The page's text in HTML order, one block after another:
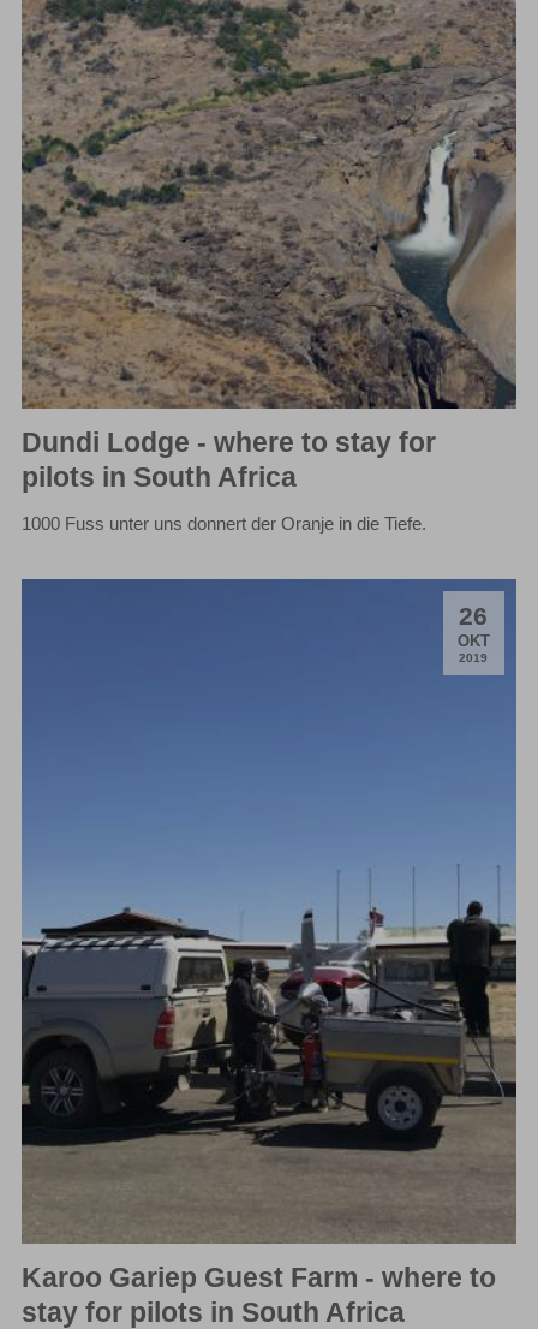
Dundi Lodge - where to stay for
pilots in South Africa
1000 Fuss unter uns donnert der Oranje in die Tiefe.
26
OKT.
2019
Karoo Gariep Guest Farm - where to
stay for pilots in South Africa